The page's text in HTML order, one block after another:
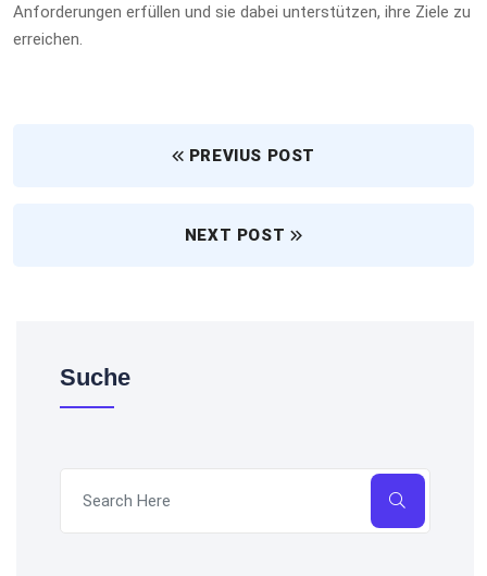
Anforderungen erfüllen und sie dabei unterstützen, ihre Ziele zu
erreichen.
PREVIUS POST
NEXT POST
Suche